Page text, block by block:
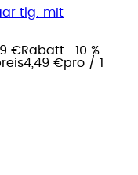
tlg. mit
€Rabatt- 10 %
4,49 €pro / 1